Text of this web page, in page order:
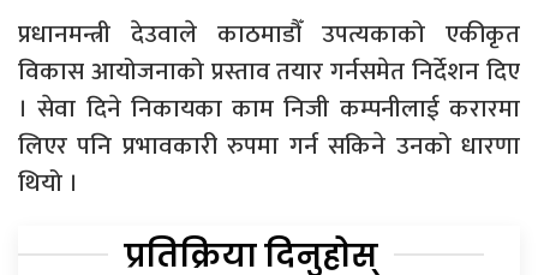
प्रधानमन्त्री देउवाले काठमाडौँ उपत्यकाको एकीकृत
विकास आयोजनाको प्रस्ताव तयार गर्नसमेत निर्देशन दिए
। सेवा दिने निकायका काम निजी कम्पनीलाई करारमा
लिएर पनि प्रभावकारी रुपमा गर्न सकिने उनको धारणा
थियो ।
प्रतिक्रिया दिनुहोस्